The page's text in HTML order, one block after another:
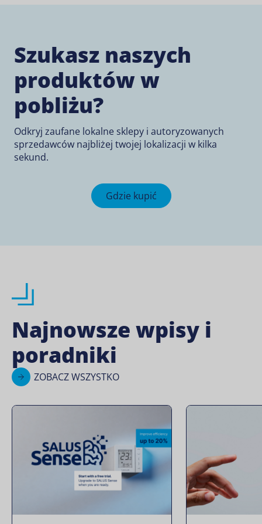
Szukasz naszych
produktów w
pobliżu?
Odkryj zaufane lokalne sklepy i autoryzowanych
sprzedawców najbliżej twojej lokalizacji w kilka
sekund.
Gdzie kupić
Najnowsze wpisy i
poradniki
ZOBACZ WSZYSTKO